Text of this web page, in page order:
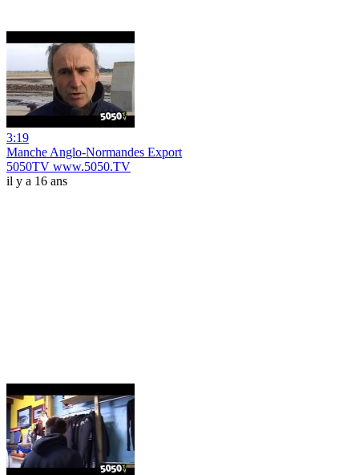
3:19
Manche Anglo-Normandes Export
5050TV www.5050.TV
il y a 16 ans